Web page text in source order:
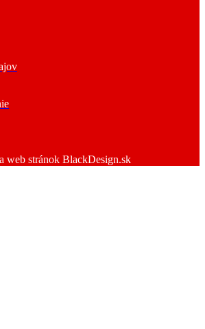
web stránok BlackDesign.sk